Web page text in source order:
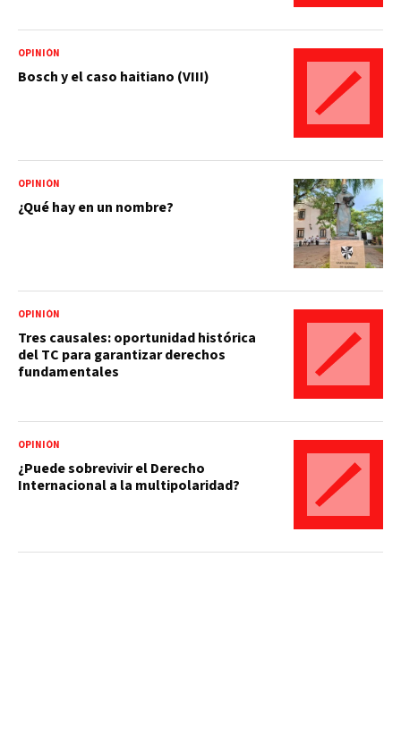
OPINIÓN
Bosch y el caso haitiano (VIII)
OPINIÓN
¿Qué hay en un nombre?
OPINIÓN
Tres causales: oportunidad histórica
del TC para garantizar derechos
fundamentales
OPINIÓN
¿Puede sobrevivir el Derecho
Internacional a la multipolaridad?